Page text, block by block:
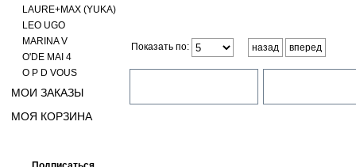
LAURE+MAX (YUKA)
LEO UGO
MARINA V
O'DE MAI 4
O P D VOUS
МОИ ЗАКАЗЫ
МОЯ КОРЗИНА
Показать по: назад вперед